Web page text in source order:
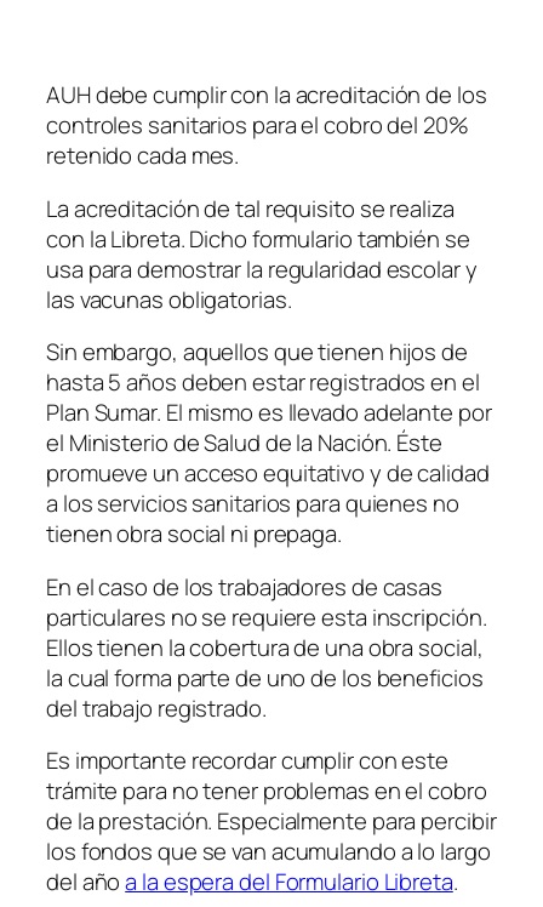
AUH debe cumplir con la acreditación de los
controles sanitarios para el cobro del 20%
retenido cada mes.
La acreditación de tal requisito se realiza
con la Libreta. Dicho formulario también se
usa para demostrar la regularidad escolar y
las vacunas obligatorias.
Sin embargo, aquellos que tienen hijos de
hasta 5 años deben estar registrados en el
Plan Sumar. El mismo es llevado adelante por
el Ministerio de Salud de la Nación. Éste
promueve un acceso equitativo y de calidad
a los servicios sanitarios para quienes no
tienen obra social ni prepaga.
En el caso de los trabajadores de casas
particulares no se requiere esta inscripción.
Ellos tienen la cobertura de una obra social,
la cual forma parte de uno de los beneficios
del trabajo registrado.
Es importante recordar cumplir con este
trámite para no tener problemas en el cobro
de la prestación. Especialmente para percibir
los fondos que se van acumulando a lo largo
del añoa la espera del Formulario Libreta.